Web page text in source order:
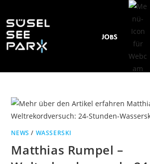
JOBS
NEWS / WASSERSKI
Matthias Rumpel –